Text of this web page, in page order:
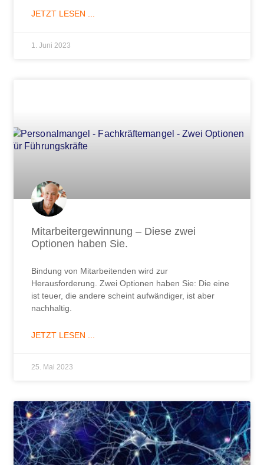
JETZT LESEN ...
1. Juni 2023
Mitarbeitergewinnung – Diese zwei
Optionen haben Sie.
Bindung von Mitarbeitenden wird zur
Herausforderung. Zwei Optionen haben Sie: Die eine
ist teuer, die andere scheint aufwändiger, ist aber
nachhaltig.
JETZT LESEN ...
25. Mai 2023